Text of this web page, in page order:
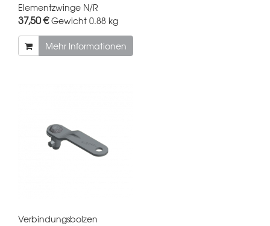
Elementzwinge N/R
37,50 €Gewicht 0.88 kg
Mehr Informationen
Verbindungsbolzen